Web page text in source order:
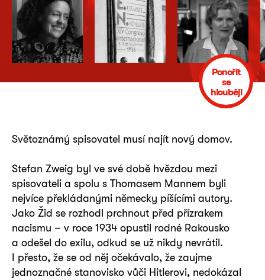
Ponořit
se
hlouběji
Světoznámý spisovatel musí najít nový domov.
Stefan Zweig byl ve své době hvězdou mezi
spisovateli a spolu s Thomasem Mannem byli
nejvíce překládanými německy píšícími autory.
Jako Žid se rozhodl prchnout před přízrakem
nacismu – v roce 1934 opustil rodné Rakousko
a odešel do exilu, odkud se už nikdy nevrátil.
I přesto, že se od něj očekávalo, že zaujme
jednoznačné stanovisko vůči Hitlerovi, nedokázal